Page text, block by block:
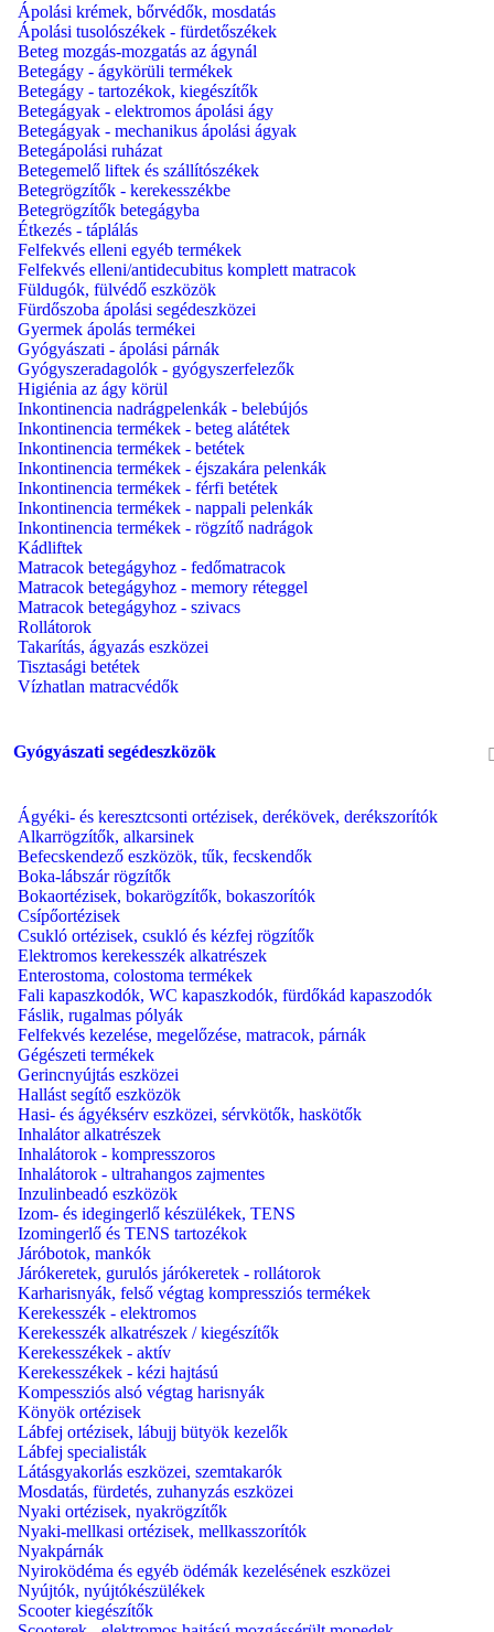
Ápolási krémek, bőrvédők, mosdatás
Ápolási tusolószékek - fürdetőszékek
Beteg mozgás-mozgatás az ágynál
Betegágy - ágykörüli termékek
Betegágy - tartozékok, kiegészítők
Betegágyak - elektromos ápolási ágy
Betegágyak - mechanikus ápolási ágyak
Betegápolási ruházat
Betegemelő liftek és szállítószékek
Betegrögzítők - kerekesszékbe
Betegrögzítők betegágyba
Étkezés - táplálás
Felfekvés elleni egyéb termékek
Felfekvés elleni/antidecubitus komplett matracok
Füldugók, fülvédő eszközök
Fürdőszoba ápolási segédeszközei
Gyermek ápolás termékei
Gyógyászati - ápolási párnák
Gyógyszeradagolók - gyógyszerfelezők
Higiénia az ágy körül
Inkontinencia nadrágpelenkák - belebújós
Inkontinencia termékek - beteg alátétek
Inkontinencia termékek - betétek
Inkontinencia termékek - éjszakára pelenkák
Inkontinencia termékek - férfi betétek
Inkontinencia termékek - nappali pelenkák
Inkontinencia termékek - rögzítő nadrágok
Kádliftek
Matracok betegágyhoz - fedőmatracok
Matracok betegágyhoz - memory réteggel
Matracok betegágyhoz - szivacs
Rollátorok
Takarítás, ágyazás eszközei
Tisztasági betétek
Vízhatlan matracvédők
Gyógyászati segédeszközök
Ágyéki- és keresztcsonti ortézisek, derékövek, derékszorítók
Alkarrögzítők, alkarsinek
Befecskendező eszközök, tűk, fecskendők
Boka-lábszár rögzítők
Bokaortézisek, bokarögzítők, bokaszorítók
Csípőortézisek
Csukló ortézisek, csukló és kézfej rögzítők
Elektromos kerekesszék alkatrészek
Enterostoma, colostoma termékek
Fali kapaszkodók, WC kapaszkodók, fürdőkád kapaszodók
Fáslik, rugalmas pólyák
Felfekvés kezelése, megelőzése, matracok, párnák
Gégészeti termékek
Gerincnyújtás eszközei
Hallást segítő eszközök
Hasi- és ágyéksérv eszközei, sérvkötők, haskötők
Inhalátor alkatrészek
Inhalátorok - kompresszoros
Inhalátorok - ultrahangos zajmentes
Inzulinbeadó eszközök
Izom- és idegingerlő készülékek, TENS
Izomingerlő és TENS tartozékok
Járóbotok, mankók
Járókeretek, gurulós járókeretek - rollátorok
Karharisnyák, felső végtag kompressziós termékek
Kerekesszék - elektromos
Kerekesszék alkatrészek / kiegészítők
Kerekesszékek - aktív
Kerekesszékek - kézi hajtású
Kompessziós alsó végtag harisnyák
Könyök ortézisek
Lábfej ortézisek, lábujj bütyök kezelők
Lábfej specialisták
Látásgyakorlás eszközei, szemtakarók
Mosdatás, fürdetés, zuhanyzás eszközei
Nyaki ortézisek, nyakrögzítők
Nyaki-mellkasi ortézisek, mellkasszorítók
Nyakpárnák
Nyiroködéma és egyéb ödémák kezelésének eszközei
Nyújtók, nyújtókészülékek
Scooter kiegészítők